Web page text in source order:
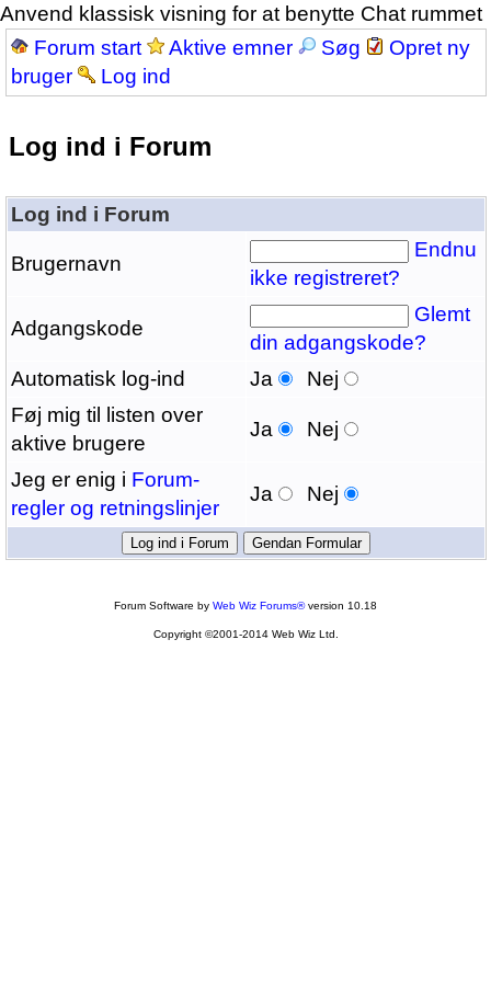
Anvend klassisk visning for at benytte Chat rummet
Forum start
Aktive emner Søg
Opret ny
bruger
Log ind
Log ind i Forum
Log ind i Forum
Brugernavn
Endnu
ikke registreret?
Adgangskode
Glemt
din adgangskode?
Automatisk log-ind
Ja
Nej
Føj mig til listen over
aktive brugere
Ja Nej
Jeg er enig i Forum-
regler og retningslinjer
Ja Nej
Forum Software by Web Wiz Forums®version 10.18
Copyright ©2001-2014 Web Wiz Ltd.